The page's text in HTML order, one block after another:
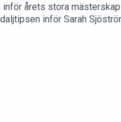
inför årets stora
inför Sarah
inför
Lasse Granqvist